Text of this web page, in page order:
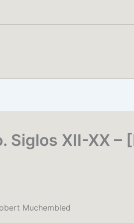
Siglos XII-XX –
Muchembled